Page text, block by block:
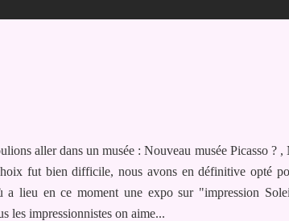
aller dans un musée : Nouveau musée Picasso ?
fut bien difficile, nous avons en définitive opté
a lieu en ce moment une expo sur "impression
les impressionnistes on aime...